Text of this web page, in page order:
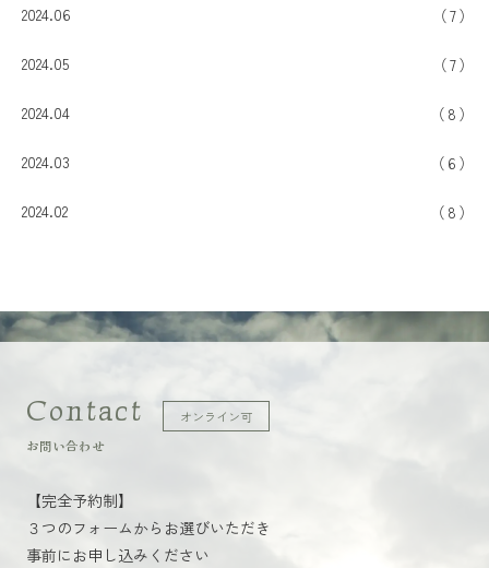
2024.06 7
2024.05 7
2024.04 8
2024.03 6
2024.02 8
オンライン可
Contact
お問い合わせ
【完全予約制】
３つのフォームからお選びいただき
事前にお申し込みください